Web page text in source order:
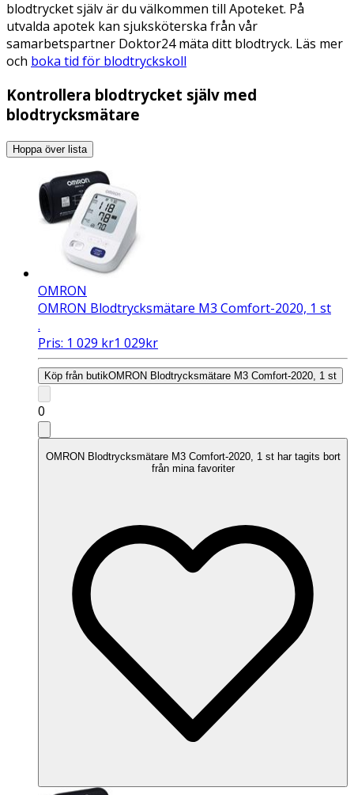
blodtrycket själv är du välkommen till Apoteket. På
utvalda apotek kan sjuksköterska från vår
samarbetspartner Doktor24 mäta ditt blodtryck. Läs mer
och boka tid för blodtryckskoll
Kontrollera blodtrycket själv med
blodtrycksmätare
Hoppa över lista
OMRON
OMRON Blodtrycksmätare M3 Comfort-2020, 1 st
.
Pris: 1 029 kr1 029kr
Köp från butikOMRON Blodtrycksmätare M3 Comfort-2020, 1 st
0
OMRON Blodtrycksmätare M3 Comfort-2020, 1 st har tagits bort
från mina favoriter